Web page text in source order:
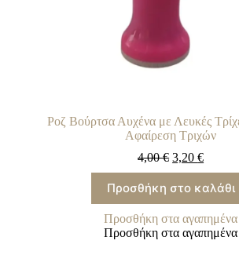
Ροζ Βούρτσα Αυχένα με Λευκές
Αφαίρεση Τριχών
4,00€ 3,20€
Προσθήκη στο καλάθι
Προσθήκη στα αγαπημένα
Προσθήκη στα αγαπημένα